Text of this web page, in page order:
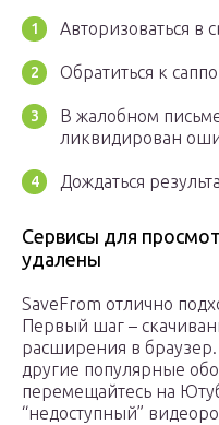
Авторизоваться в
Обратиться к
В жалобном
ликвидирован
Дождаться
Сервисы для
удалены
SaveFrom отлично
Первый шаг –
расширения в
другие популярные
перемещайтесь на
“недоступный”